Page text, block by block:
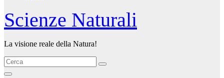
Scienze Naturali
La visione reale della Natura!